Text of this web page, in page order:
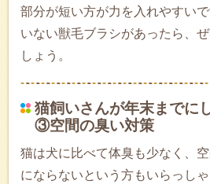
部分が短い方が力を入れやすい
いない獣毛ブラシがあったら、
しょう。
猫飼いさんが年末までに
③空間の臭い対策
猫は犬に比べて体臭も少なく、
にならないという方もいらっしゃ